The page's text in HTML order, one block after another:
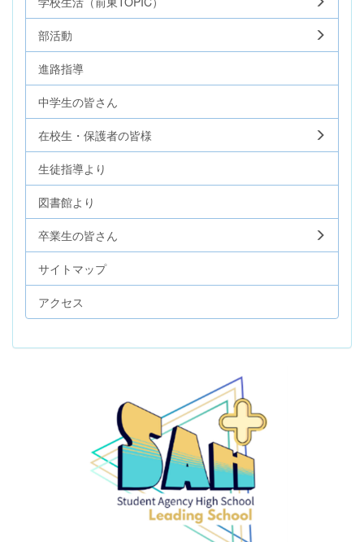
部活動
進路指導
中学生の皆さん
在校生・保護者の皆様
生徒指導より
図書館より
卒業生の皆さん
サイトマップ
アクセス